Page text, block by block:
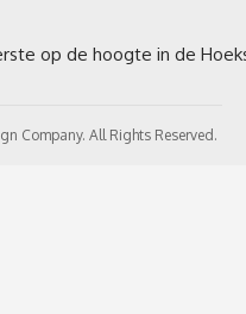
Company. All Rights Reserved.